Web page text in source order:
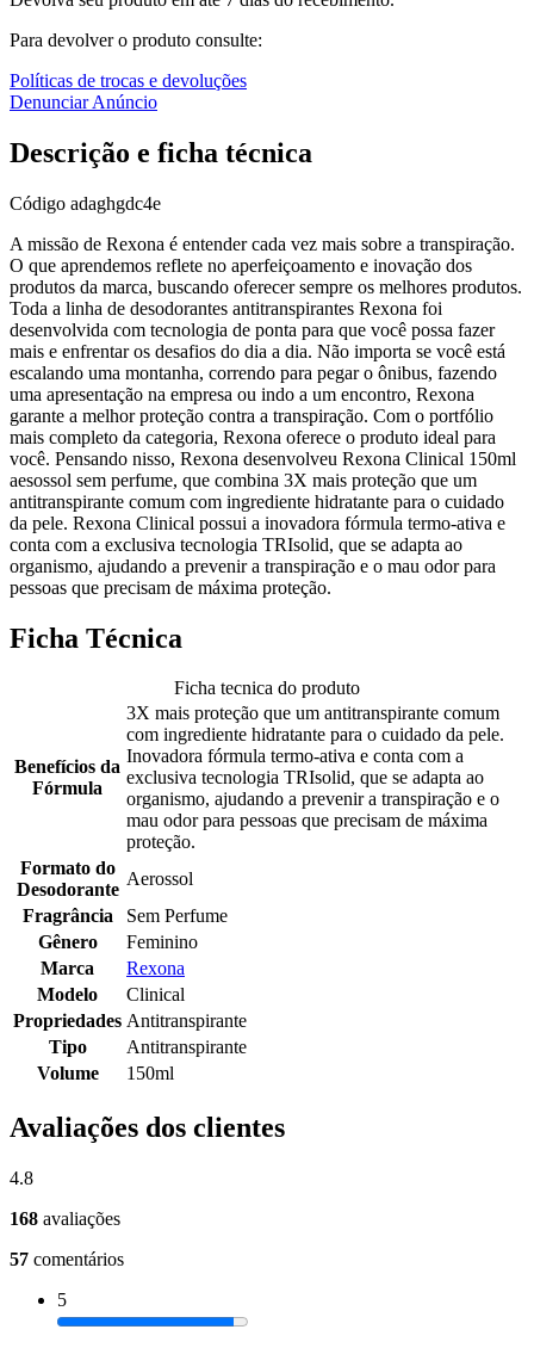
Para devolver o produto consulte:
Políticas de trocas e devoluções
Denunciar Anúncio
Descrição e ficha técnica
Código adaghgdc4e
A missão de Rexona é entender cada vez mais sobre a transpiração.
O que aprendemos reflete no aperfeiçoamento e inovação dos
produtos da marca, buscando oferecer sempre os melhores produtos.
Toda a linha de desodorantes antitranspirantes Rexona foi
desenvolvida com tecnologia de ponta para que você possa fazer
mais e enfrentar os desafios do dia a dia. Não importa se você está
escalando uma montanha, correndo para pegar o ônibus, fazendo
uma apresentação na empresa ou indo a um encontro, Rexona
garante a melhor proteção contra a transpiração. Com o portfólio
mais completo da categoria, Rexona oferece o produto ideal para
você. Pensando nisso, Rexona desenvolveu Rexona Clinical 150ml
aesossol sem perfume, que combina 3X mais proteção que um
antitranspirante comum com ingrediente hidratante para o cuidado
da pele. Rexona Clinical possui a inovadora fórmula termo-ativa e
conta com a exclusiva tecnologia TRIsolid, que se adapta ao
organismo, ajudando a prevenir a transpiração e o mau odor para
pessoas que precisam de máxima proteção.
Ficha Técnica
Ficha tecnica do produto
Benefícios da
Fórmula
3X mais proteção que um antitranspirante comum
com ingrediente hidratante para o cuidado da pele.
Inovadora fórmula termo-ativa e conta com a
exclusiva tecnologia TRIsolid, que se adapta ao
organismo, ajudando a prevenir a transpiração e o
mau odor para pessoas que precisam de máxima
proteção.
Formato do
Desodorante
Aerossol
Fragrância
Sem Perfume
Gênero
Feminino
Marca
Rexona
Modelo
Clinical
Propriedades Antitranspirante
Tipo
Antitranspirante
Volume
150ml
Avaliações dos clientes
4.8
168 avaliações
57 comentários
5